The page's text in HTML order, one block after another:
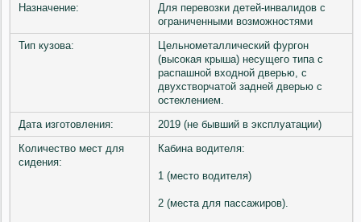
Назначение:
Для перевозки детей-инвалидов с
ограниченными возможностями
Тип кузова:
Цельнометаллический фургон
(высокая крыша) несущего типа с
распашной входной дверью, с
двухстворчатой задней дверью с
остеклением.
Дата изготовления:
2019 (не бывший в эксплуатации)
Количество мест для
сидения:
Кабина водителя:
1 (место водителя)
2 (места для пассажиров).